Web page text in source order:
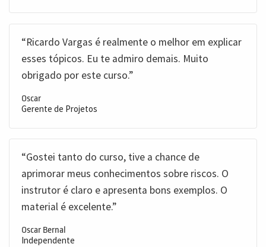
“Ricardo Vargas é realmente o melhor em explicar
esses tópicos. Eu te admiro demais. Muito
obrigado por este curso.”
Oscar
Gerente de Projetos
“Gostei tanto do curso, tive a chance de
aprimorar meus conhecimentos sobre riscos. O
instrutor é claro e apresenta bons exemplos. O
material é excelente.”
Oscar Bernal
Independente